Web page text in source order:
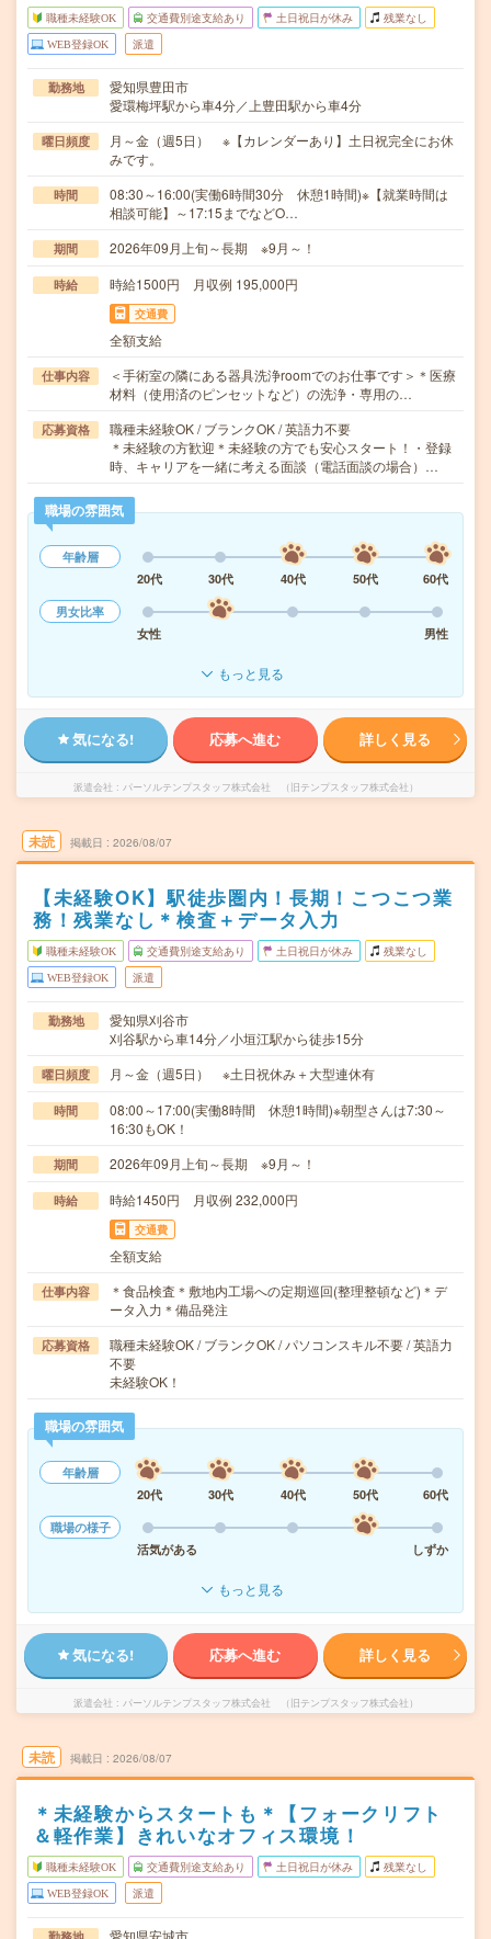
職種未経験OK 交通費別途支給あり 土日祝日が休み 残業なし
WEB登録OK 派遣
勤務地
愛知県豊田市
愛環梅坪駅から車4分／上豊田駅から車4分
曜日頻度
月～金（週5日） ※【カレンダーあり】土日祝完全にお休
みです。
時間
08:30～16:00(実働6時間30分 休憩1時間)※【就業時間は
相談可能】～17:15までなどO…
期間 2026年09月上旬～長期 ※9月～！
時給 時給1500円 月収例 195,000円
交通費
全額支給
仕事内容
＜手術室の隣にある器具洗浄roomでのお仕事です＞＊医療
材料（使用済のピンセットなど）の洗浄・専用の…
応募資格
職種未経験OK / ブランクOK / 英語力不要
＊未経験の方歓迎＊未経験の方でも安心スタート！・登録
時、キャリアを一緒に考える面談（電話面談の場合）…
職場の雰囲気
年齢層
20代
30代 40代 50代
60代
男女比率
女性
男性
もっと見る
気になる! 応募へ進む 詳しく見る
派遣会社 パーソルテンプスタッフ株式会社 （旧テンプスタッフ株式会社）
未読 掲載日 2026/08/07
【未経験OK】駅徒歩圏内！長期！こつこつ業
務！残業なし＊検査＋データ入力
職種未経験OK 交通費別途支給あり 土日祝日が休み 残業なし
WEB登録OK 派遣
勤務地
愛知県刈谷市
刈谷駅から車14分／小垣江駅から徒歩15分
曜日頻度 月～金（週5日） ※土日祝休み＋大型連休有
時間
08:00～17:00(実働8時間 休憩1時間)※朝型さんは7:30～
16:30もOK！
期間 2026年09月上旬～長期 ※9月～！
時給 時給1450円 月収例 232,000円
交通費
全額支給
仕事内容
＊食品検査＊敷地内工場への定期巡回(整理整頓など)＊デ
ータ入力＊備品発注
応募資格
職種未経験OK / ブランクOK / パソコンスキル不要 / 英語力
不要
未経験OK！
職場の雰囲気
年齢層
20代
30代 40代 50代
60代
職場の様子
活気がある
しずか
もっと見る
気になる! 応募へ進む 詳しく見る
派遣会社 パーソルテンプスタッフ株式会社 （旧テンプスタッフ株式会社）
未読 掲載日 2026/08/07
＊未経験からスタートも＊【フォークリフト
＆軽作業】きれいなオフィス環境！
職種未経験OK 交通費別途支給あり 土日祝日が休み 残業なし
WEB登録OK 派遣
愛知県安城市